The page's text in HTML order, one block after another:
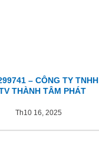
– CÔNG TY TNHH
THÀNH TÂM PHÁT
Th10 16, 2025